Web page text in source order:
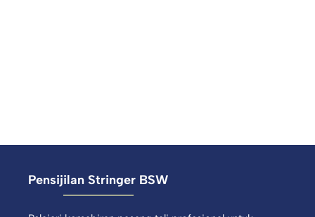
Pensijilan Stringer BSW